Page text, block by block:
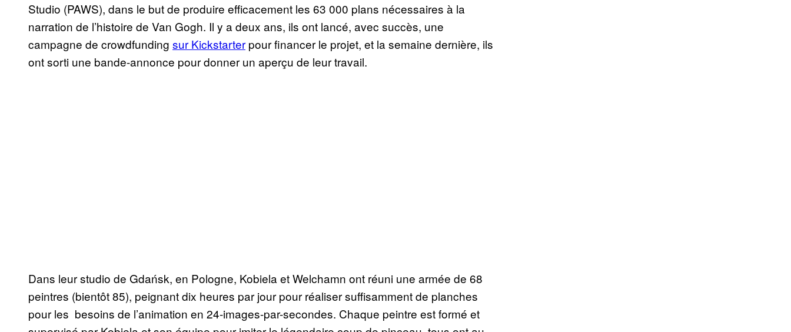
Studio (PAWS), dans le but de produire efficacement les 63 000 plans nécessaires à la
narration de l’histoire de Van Gogh. Il y a deux ans, ils ont lancé, avec succès, une
campagne de crowdfunding sur Kickstarter pour financer le projet, et la semaine dernière, ils
ont sorti une bande-annonce pour donner un aperçu de leur travail.
Dans leur studio de Gdańsk, en Pologne, Kobiela et Welchamn ont réuni une armée de 68
peintres (bientôt 85), peignant dix heures par jour pour réaliser suffisamment de planches
pour les besoins de l’animation en 24-images-par-secondes. Chaque peintre est formé et